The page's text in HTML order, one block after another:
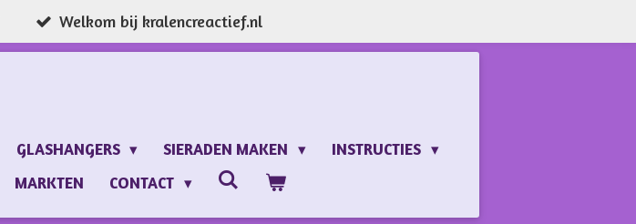
Welkom bij kralencreactief.nl
GLASHANGERS SIERADEN MAKEN
INSTRUCTIES
MARKTEN CONTACT